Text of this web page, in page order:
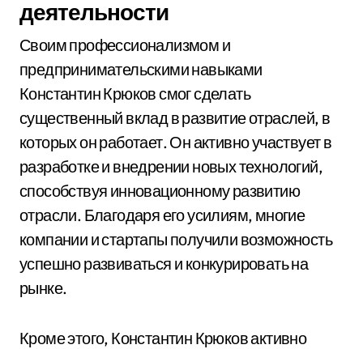
деятельности
Своим профессионализмом и
предпринимательскими навыками
Константин Крюков смог сделать
существенный вклад в развитие отраслей, в
которых он работает. Он активно участвует в
разработке и внедрении новых технологий,
способствуя инновационному развитию
отрасли. Благодаря его усилиям, многие
компании и стартапы получили возможность
успешно развиваться и конкурировать на
рынке.
Кроме этого, Константин Крюков активно